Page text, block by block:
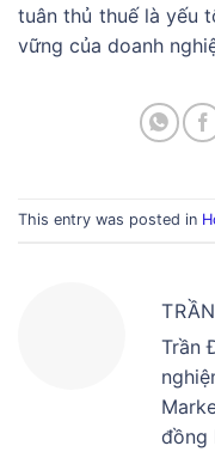
tuân thủ thuế là yếu
vững của doanh
This entry was posted in
Trần
đồng